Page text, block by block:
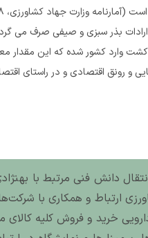
و رونق اقتصادی و در راستای
دانش فنی مرتبط با
ارتباط و همکاری با
خرید و فروش کلیه